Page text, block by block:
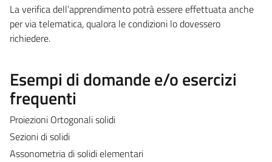
La verifica dell’apprendimento potrà essere effettuata anche
per via telematica, qualora le condizioni lo dovessero
richiedere.
Esempi di domande e/o esercizi
frequenti
Proiezioni Ortogonali solidi
Sezioni di solidi
Assonometria di solidi elementari